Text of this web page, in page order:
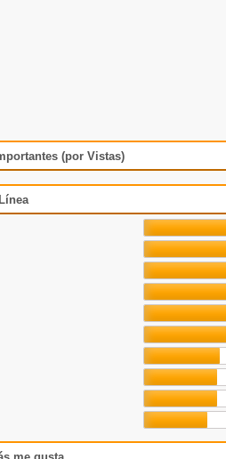
(por Vistas)